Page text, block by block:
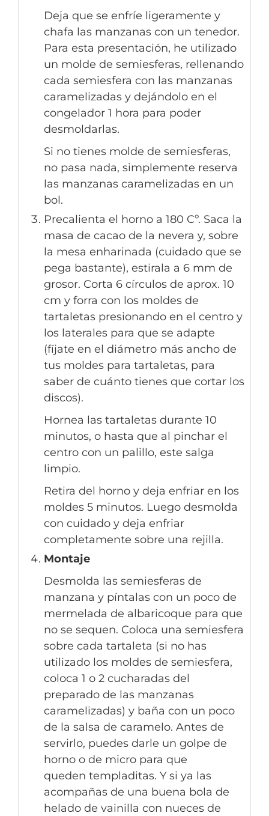
Deja que se enfríe ligeramente y
chafa las manzanas con un tenedor.
Para esta presentación, he utilizado
un molde de semiesferas, rellenando
cada semiesfera con las manzanas
caramelizadas y dejándolo en el
congelador 1 hora para poder
desmoldarlas.
Si no tienes molde de semiesferas,
no pasa nada, simplemente reserva
las manzanas caramelizadas en un
bol.
Precalienta el horno a 180 Cº. Saca la
masa de cacao de la nevera y, sobre
la mesa enharinada (cuidado que se
pega bastante), estirala a 6 mm de
grosor. Corta 6 círculos de aprox. 10
cm y forra con los moldes de
tartaletas presionando en el centro y
los laterales para que se adapte
(fíjate en el diámetro más ancho de
tus moldes para tartaletas, para
saber de cuánto tienes que cortar los
discos).
Hornea las tartaletas durante 10
minutos, o hasta que al pinchar el
centro con un palillo, este salga
limpio.
Retira del horno y deja enfriar en los
moldes 5 minutos. Luego desmolda
con cuidado y deja enfriar
completamente sobre una rejilla.
Montaje
Desmolda las semiesferas de
manzana y píntalas con un poco de
mermelada de albaricoque para que
no se sequen. Coloca una semiesfera
sobre cada tartaleta (si no has
utilizado los moldes de semiesfera,
coloca 1 o 2 cucharadas del
preparado de las manzanas
caramelizadas) y baña con un poco
de la salsa de caramelo. Antes de
servirlo, puedes darle un golpe de
horno o de micro para que
queden templaditas. Y si ya las
acompañas de una buena bola de
helado de vainilla con nueces de